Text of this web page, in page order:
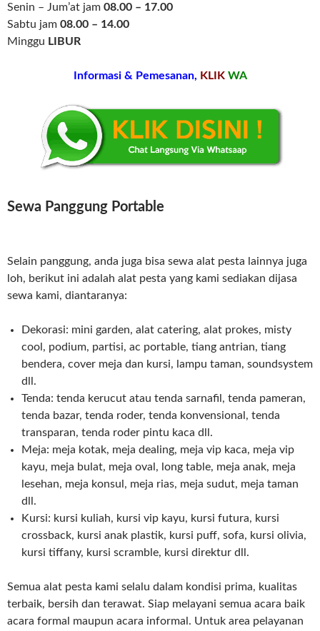
Senin – Jum’at jam 08.00 – 17.00
Sabtu jam 08.00 – 14.00
Minggu LIBUR
Informasi & Pemesanan, KLIK WA
Sewa Panggung Portable
Selain panggung, anda juga bisa sewa alat pesta lainnya juga
loh, berikut ini adalah alat pesta yang kami sediakan dijasa
sewa kami, diantaranya:
Dekorasi: mini garden, alat catering, alat prokes, misty
cool, podium, partisi, ac portable, tiang antrian, tiang
bendera, cover meja dan kursi, lampu taman, soundsystem
dll.
Tenda: tenda kerucut atau tenda sarnafil, tenda pameran,
tenda bazar, tenda roder, tenda konvensional, tenda
transparan, tenda roder pintu kaca dll.
Meja: meja kotak, meja dealing, meja vip kaca, meja vip
kayu, meja bulat, meja oval, long table, meja anak, meja
lesehan, meja konsul, meja rias, meja sudut, meja taman
dll.
Kursi: kursi kuliah, kursi vip kayu, kursi futura, kursi
crossback, kursi anak plastik, kursi puff, sofa, kursi olivia,
kursi tiffany, kursi scramble, kursi direktur dll.
Semua alat pesta kami selalu dalam kondisi prima, kualitas
terbaik, bersih dan terawat. Siap melayani semua acara baik
acara formal maupun acara informal. Untuk area pelayanan